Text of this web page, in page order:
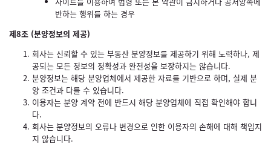
반하는 행위를 하는 경우
제8조 (분양정보의 제공)
회사는 신뢰할 수 있는 부동산 분양정보를 제공하기 위해 노력하나, 제
공되는 모든 정보의 정확성과 완전성을 보장하지는 않습니다.
분양정보는 해당 분양업체에서 제공한 자료를 기반으로 하며, 실제 분
양 조건과 다를 수 있습니다.
이용자는 분양 계약 전에 반드시 해당 분양업체에 직접 확인해야 합니
다.
회사는 분양정보의 오류나 변경으로 인한 이용자의 손해에 대해 책임지
지 않습니다.